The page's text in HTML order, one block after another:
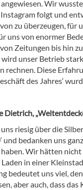
Wir
folgt und
zu überzeugen, für
uns von enormer
Zeitungen bis hin
unser Betrieb
rechnen. Diese
des Jahres‘
Dietrich,
riesig über die
und bedanken uns
Wir hätten nicht
in einer
bedeutet uns viel,
aber auch, dass